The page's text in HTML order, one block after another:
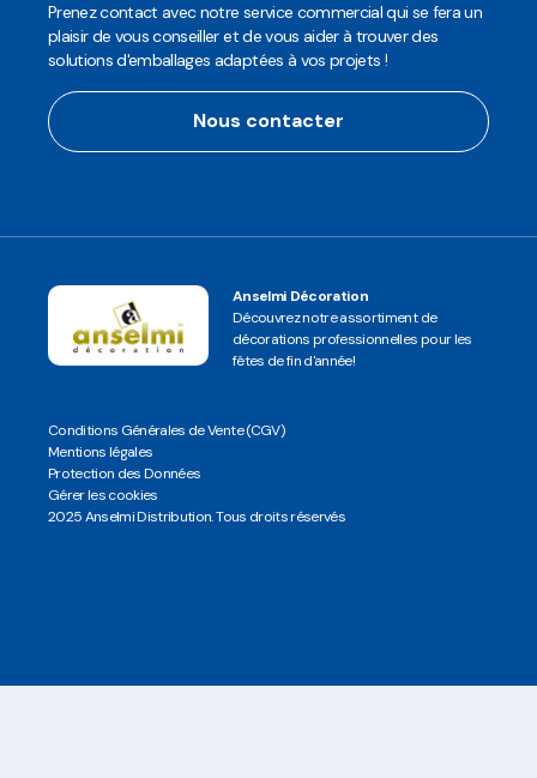
Prenez contact avec notre service commercial qui se fera un
plaisir de vous conseiller et de vous aider à trouver des
solutions d'emballages adaptées à vos projets !
Nous contacter
Anselmi Décoration
Découvrez notre assortiment de
décorations professionnelles pour les
fêtes de fin d'année!
Conditions Générales de Vente (CGV)
Mentions légales
Protection des Données
Gérer les cookies
2025 Anselmi Distribution. Tous droits réservés